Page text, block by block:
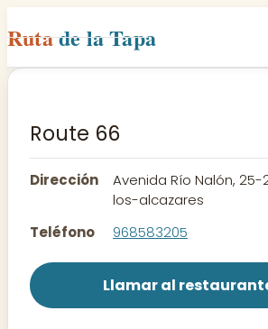
Rutade la Tapa
Inicio
Rutas
Contacto
Route 66
Dirección
Avenida Río Nalón, 25-
los-alcazares
Teléfono
968583205
Llamar al